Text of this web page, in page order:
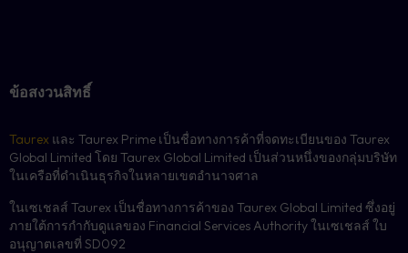
ข้อสงวนสิทธิ์
Taurex และ Taurex Prime เป็นชื่อทางการค้าที่จดทะเบียนของ Taurex
Global Limited โดย Taurex Global Limited เป็นส่วนหนึ่งของกลุ่มบริษัท
ในเครือที่ดำเนินธุรกิจในหลายเขตอำนาจศาล
ในเซเชลส์ Taurex เป็นชื่อทางการค้าของ Taurex Global Limited ซึ่งอยู่
ภายใต้การกำกับดูแลของ Financial Services Authority ในเซเชลส์ ใบ
อนุญาตเลขที่ SD092